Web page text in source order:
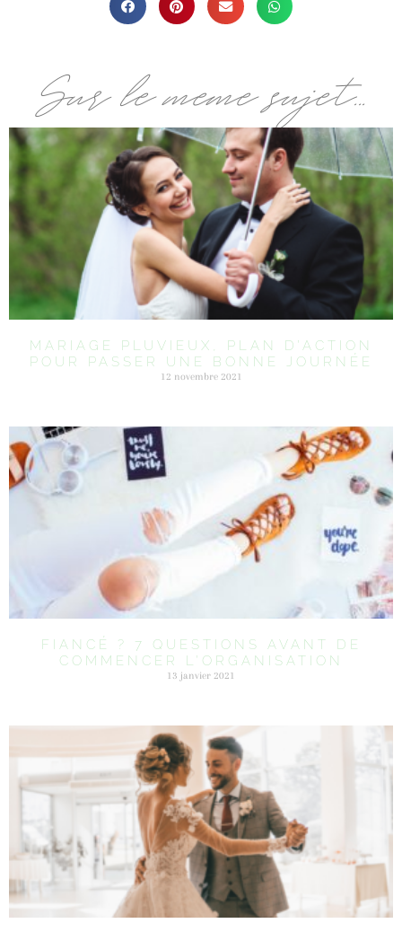
Sur le même sujet...
MARIAGE PLUVIEUX, PLAN D’ACTION
POUR PASSER UNE BONNE JOURNÉE
12 novembre 2021
FIANCÉ ? 7 QUESTIONS AVANT DE
COMMENCER L’ORGANISATION
13 janvier 2021